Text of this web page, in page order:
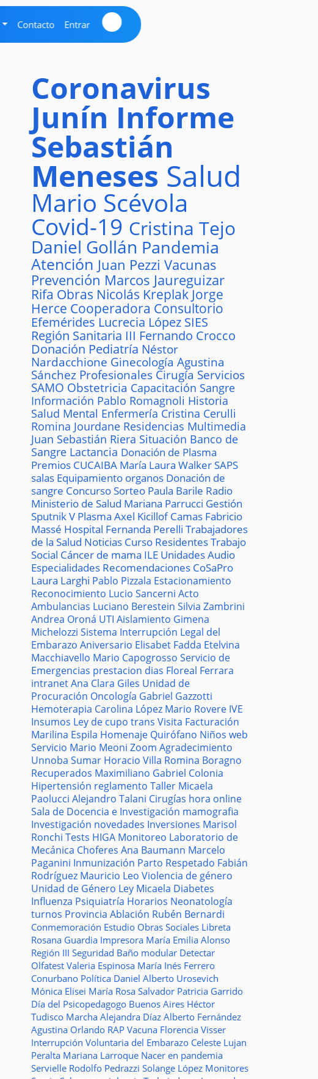
Contacto Entrar
Coronavirus
Junín Informe
Sebastián
Meneses Salud
Mario Scévola
Covid-19 Cristina Tejo
Daniel Gollán Pandemia
Atención Juan Pezzi Vacunas
Prevención Marcos Jaureguizar
Rifa Obras Nicolás Kreplak Jorge
Herce Cooperadora Consultorio
Efemérides Lucrecia López SIES
Región Sanitaria III Fernando Crocco
Donación Pediatría Néstor
Nardacchione Ginecología Agustina
Sánchez Profesionales Cirugía Servicios
SAMO Obstetricia Capacitación Sangre
Información Pablo Romagnoli Historia
Salud Mental Enfermería Cristina Cerulli
Romina Jourdane Residencias Multimedia
Juan Sebastián Riera Situación Banco de
Sangre Lactancia Donación de Plasma
Premios CUCAIBA María Laura WalkerSAPS
salas Equipamiento organos Donación de
sangre ConcursoSorteo Paula Barile Radio
Ministerio de Salud Mariana Parrucci Gestión
Sputnik V Plasma Axel KicillofCamas Fabricio
Massé Hospital Fernanda Perelli Trabajadores
de la Salud Noticias Curso ResidentesTrabajo
Social Cáncer de mama ILE UnidadesAudio
Especialidades Recomendaciones CoSaPro
Laura Larghi Pablo Pizzala Estacionamiento
Reconocimiento Lucio Sancerni Acto
Ambulancias Luciano Berestein Silvia Zambrini
Andrea Oroná UTI Aislamiento Gimena
Michelozzi Sistema Interrupción Legal del
Embarazo Aniversario Elisabet Fadda Etelvina
Macchiavello Mario Capogrosso Servicio de
Emergencias prestacion dias Floreal Ferrara
intranetAna Clara Giles Unidad de
Procuración Oncología Gabriel Gazzotti
Hemoterapia Carolina López Mario Rovere IVE
Insumos Ley de cupo trans Visita Facturación
Marilina Espila Homenaje Quirófano Niños web
Servicio Mario Meoni Zoom Agradecimiento
Unnoba Sumar Horacio Villa Romina Boragno
Recuperados Maximiliano Gabriel Colonia
Hipertensión reglamento Taller Micaela
Paolucci Alejandro Talani Cirugías hora online
Sala de Docencia e Investigación mamografia
Investigación novedades Inversiones Marisol
Ronchi Tests HIGA Monitoreo Laboratorio de
Mecánica Choferes Ana Baumann Marcelo
Paganini Inmunización Parto Respetado Fabián
Rodríguez Mauricio Leo Violencia de género
Unidad de Género Ley Micaela Diabetes
Influenza Psiquiatría Horarios Neonatología
turnos Provincia Ablación Rubén Bernardi
Conmemoración Estudio Obras Sociales Libreta
Rosana Guardia Impresora María Emilia Alonso
Región III Seguridad Baño modular Detectar
Olfatest Valeria Espinosa María Inés Ferrero
Conurbano Política Daniel Alberto Urosevich
Mónica Elisei María Rosa Salvador Patricia Garrido
Día del Psicopedagogo Buenos Aires Héctor
Tudisco Marcha Alejandra Díaz Alberto Fernández
Agustina Orlando RAP Vacuna Florencia Visser
Interrupción Voluntaria del Embarazo Celeste Lujan
Peralta Mariana Larroque Nacer en pandemia
Servielle Rodolfo Pedrazzi Solange López Monitores